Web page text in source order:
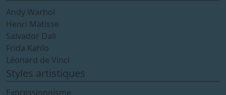
Andy Warhol
Henri Matisse
Salvador Dali
Frida Kahlo
Léonard de Vinci
Styles artistiques
Expressionnisme